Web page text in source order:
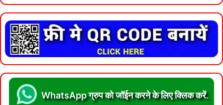
WhatsApp ग्रुप को जॉईन करने के लिए क्लिक करें.